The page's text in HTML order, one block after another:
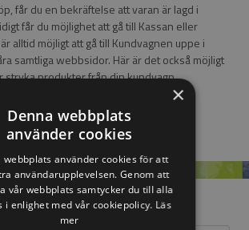
får du en bekräftelse att varan är lagd i
får du möjlighet att gå till Kassan eller
alltid möjligt att gå till Kundvagnen uppe i
samtliga webbsidor. Här är det också möjligt
stryka produkter från din kundvagn.
×
Denna webbplats
använder cookies
webbplats använder cookies för att
användarupplevelsen. Genom att
vår webbplats samtycker du till alla
i enlighet med vår cookiepolicy. Läs
mer